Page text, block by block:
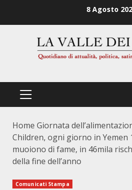
8 Agosto
PRIMÄRES
Home Giornata
Children, ogni giorno in Yemen
muoiono di fame, in 46mila
della fine dell’anno
Comunicati Stampa